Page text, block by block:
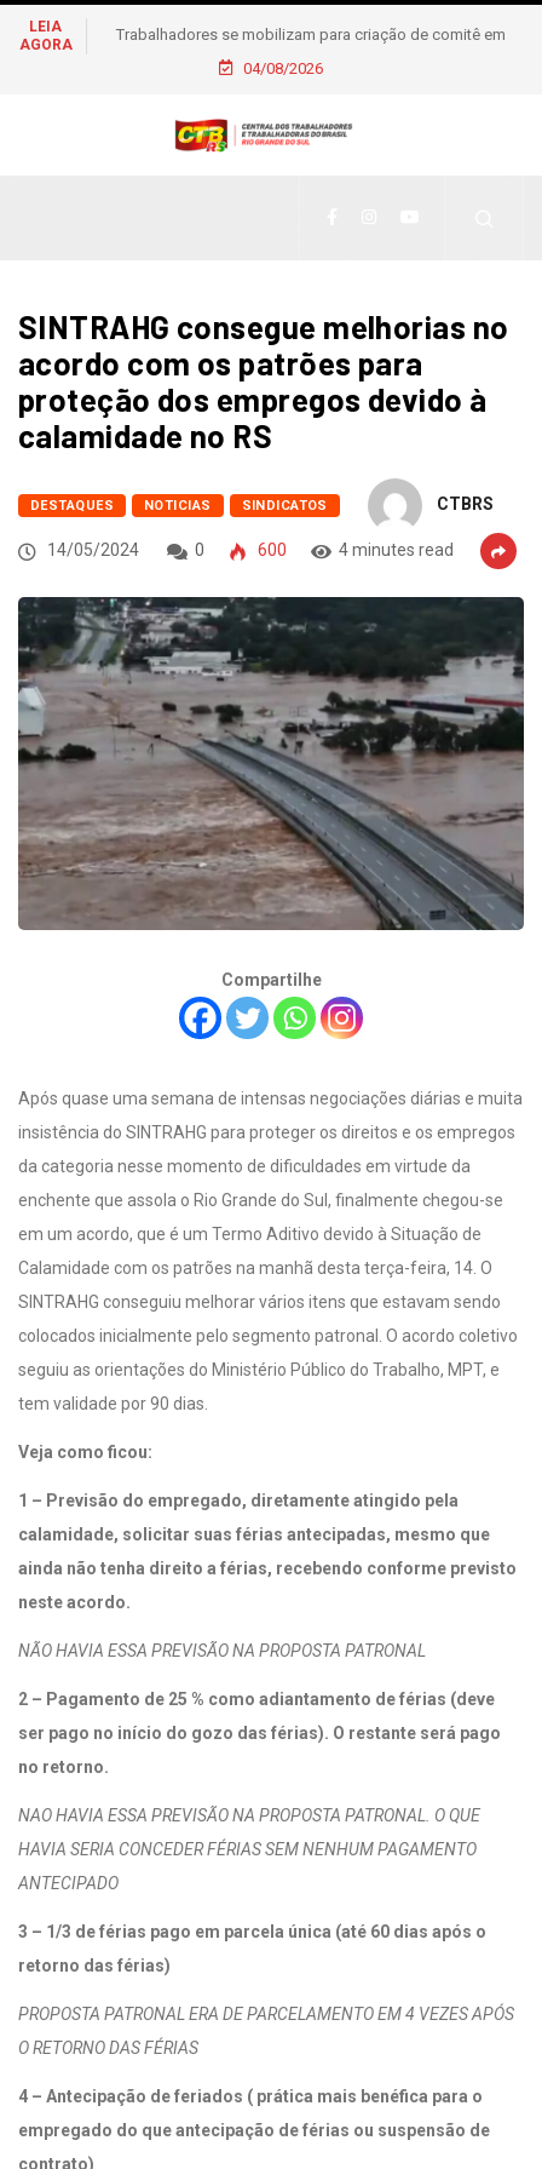
LEIA
AGORA
Trabalhadores se mobilizam para criação de comitê em
apoio à pré-candidatura de Daiana Santos
04/08/2026
SINTRAHG consegue melhorias no
acordo com os patrões para
proteção dos empregos devido à
calamidade no RS
DESTAQUES NOTICIAS SINDICATOS CTBRS
14/05/2024 0 600 4 minutes read
Compartilhe
Após quase uma semana de intensas negociações diárias e muita
insistência do SINTRAHG para proteger os direitos e os empregos
da categoria nesse momento de dificuldades em virtude da
enchente que assola o Rio Grande do Sul, finalmente chegou-se
em um acordo, que é um Termo Aditivo devido à Situação de
Calamidade com os patrões na manhã desta terça-feira, 14. O
SINTRAHG conseguiu melhorar vários itens que estavam sendo
colocados inicialmente pelo segmento patronal. O acordo coletivo
seguiu as orientações do Ministério Público do Trabalho, MPT, e
tem validade por 90 dias.
Veja como ficou:
1 – Previsão do empregado, diretamente atingido pela
calamidade, solicitar suas férias antecipadas, mesmo que
ainda não tenha direito a férias, recebendo conforme previsto
neste acordo.
NÃO HAVIA ESSA PREVISÃO NA PROPOSTA PATRONAL
2 – Pagamento de 25 % como adiantamento de férias (deve
ser pago no início do gozo das férias). O restante será pago
no retorno.
NAO HAVIA ESSA PREVISÃO NA PROPOSTA PATRONAL. O QUE
HAVIA SERIA CONCEDER FÉRIAS SEM NENHUM PAGAMENTO
ANTECIPADO
3 – 1/3 de férias pago em parcela única (até 60 dias após o
retorno das férias)
PROPOSTA PATRONAL ERA DE PARCELAMENTO EM 4 VEZES APÓS
O RETORNO DAS FÉRIAS
4 – Antecipação de feriados ( prática mais benéfica para o
empregado do que antecipação de férias ou suspensão de
contrato)